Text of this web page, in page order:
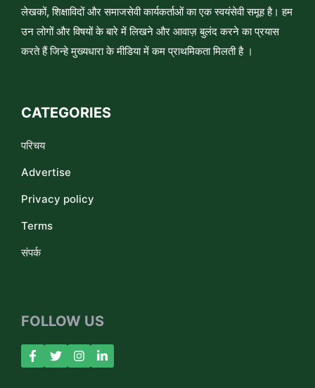
लेखकों, शिक्षाविदों और समाजसेवी कार्यकर्ताओं का एक स्वयंसेवी समूह है। हम
उन लोगों और विषयों के बारे में लिखने और आवाज़ बुलंद करने का प्रयास
करते हैं जिन्हे मुख्यधारा के मीडिया में कम प्राथमिकता मिलती है ।
CATEGORIES
परिचय
Advertise
Privacy policy
Terms
संपर्क
FOLLOW US